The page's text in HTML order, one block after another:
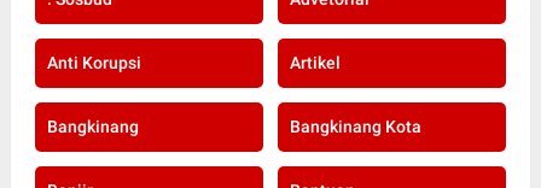
Anti Korupsi Artikel
Bangkinang Bangkinang Kota